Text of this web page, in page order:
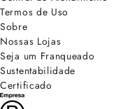
Termos de Uso
Sobre
Nossas Lojas
Seja um Franqueado
Sustentabilidade
Certificado